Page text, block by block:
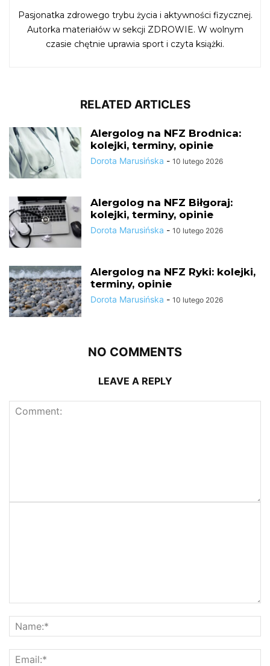
Pasjonatka zdrowego trybu życia i aktywności fizycznej.
Autorka materiałów w sekcji ZDROWIE. W wolnym
czasie chętnie uprawia sport i czyta książki.
RELATED ARTICLES
Alergolog na NFZ Brodnica:
kolejki, terminy, opinie
Dorota Marusińska - 10 lutego 2026
Alergolog na NFZ Biłgoraj:
kolejki, terminy, opinie
Dorota Marusińska - 10 lutego 2026
Alergolog na NFZ Ryki: kolejki,
terminy, opinie
Dorota Marusińska - 10 lutego 2026
NO COMMENTS
LEAVE A REPLY